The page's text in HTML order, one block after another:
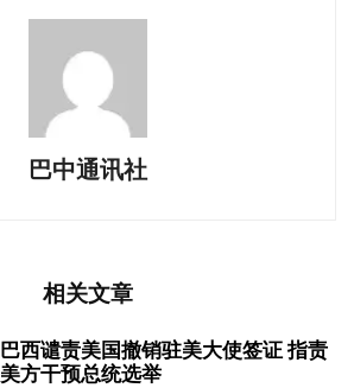
巴中通讯社
相关文章
巴西谴责美国撤销驻美大使签证 指责
美方干预总统选举